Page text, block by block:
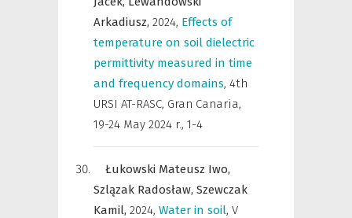
Arkadiusz, 2024, Effects of
temperature on soil dielectric
permittivity measured in time
and frequency domains, 4th
URSI AT-RASC, Gran Canaria,
19-24 May 2024 r., 1-4
Łukowski Mateusz Iwo,
Szlązak Radosław, Szewczak
Kamil, 2024, Water in soil, V